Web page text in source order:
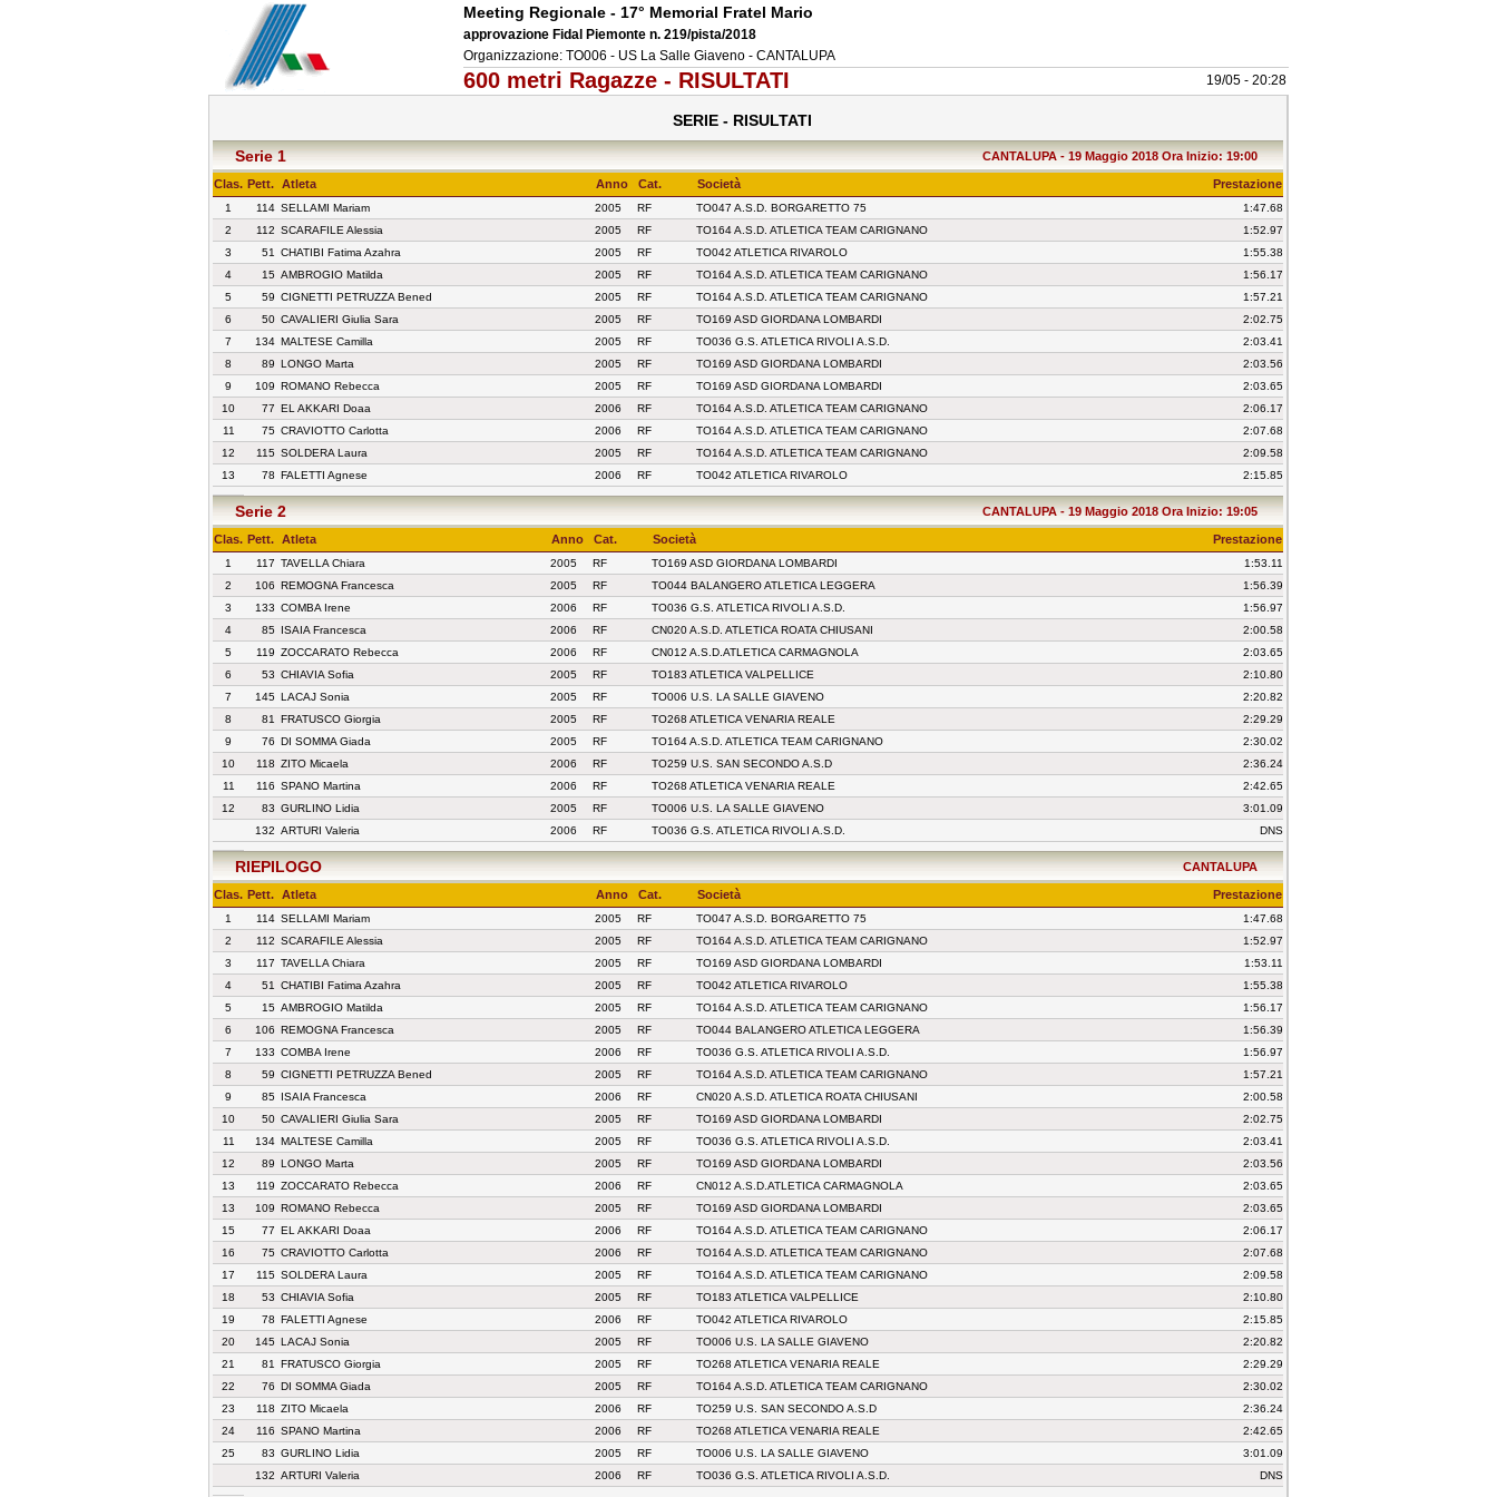
Meeting Regionale - 17° Memorial Fratel Mario
approvazione Fidal Piemonte n. 219/pista/2018
Organizzazione: TO006 - US La Salle Giaveno - CANTALUPA
600 metri Ragazze - RISULTATI 19/05 - 20:28
SERIE - RISULTATI
Serie 1
CANTALUPA - 19 Maggio 2018 Ora Inizio: 19:00
Clas. Pett. Atleta Anno Cat. Società Prestazione
1 114 SELLAMI Mariam 2005 RF TO047 A.S.D. BORGARETTO 75
1:47.68
2
112 SCARAFILE Alessia 2005 RF TO164 A.S.D. ATLETICA TEAM CARIGNANO
1:52.97
3
51 CHATIBI Fatima Azahra 2005 RF TO042 ATLETICA RIVAROLO
1:55.38
4
15 AMBROGIO Matilda 2005 RF TO164 A.S.D. ATLETICA TEAM CARIGNANO
1:56.17
5
59 CIGNETTI PETRUZZA Bened 2005 RF TO164 A.S.D. ATLETICA TEAM CARIGNANO
1:57.21
6
50 CAVALIERI Giulia Sara 2005 RF TO169 ASD GIORDANA LOMBARDI
2:02.75
7
134 MALTESE Camilla 2005 RF TO036 G.S. ATLETICA RIVOLI A.S.D.
2:03.41
8
89 LONGO Marta 2005 RF TO169 ASD GIORDANA LOMBARDI
2:03.56
9
109 ROMANO Rebecca 2005 RF TO169 ASD GIORDANA LOMBARDI
2:03.65
10
77 EL AKKARI Doaa 2006 RF TO164 A.S.D. ATLETICA TEAM CARIGNANO
2:06.17
11
75 CRAVIOTTO Carlotta 2006 RF TO164 A.S.D. ATLETICA TEAM CARIGNANO
2:07.68
12
115 SOLDERA Laura 2005 RF TO164 A.S.D. ATLETICA TEAM CARIGNANO
2:09.58
13
78 FALETTI Agnese 2006 RF TO042 ATLETICA RIVAROLO 2:15.85
Serie 2 CANTALUPA - 19 Maggio 2018 Ora Inizio: 19:05
Clas. Pett. Atleta Anno Cat. Società Prestazione
1 117 TAVELLA Chiara 2005 RF TO169 ASD GIORDANA LOMBARDI
1:53.11
2
106 REMOGNA Francesca 2005 RF TO044 BALANGERO ATLETICA LEGGERA
1:56.39
3
133 COMBA Irene 2006 RF TO036 G.S. ATLETICA RIVOLI A.S.D.
1:56.97
4
85 ISAIA Francesca 2006 RF CN020 A.S.D. ATLETICA ROATA CHIUSANI
2:00.58
5
119 ZOCCARATO Rebecca 2006 RF CN012 A.S.D.ATLETICA CARMAGNOLA
2:03.65
6
53 CHIAVIA Sofia 2005 RF TO183 ATLETICA VALPELLICE
2:10.80
7
145 LACAJ Sonia 2005 RF TO006 U.S. LA SALLE GIAVENO
2:20.82
8
81 FRATUSCO Giorgia 2005 RF TO268 ATLETICA VENARIA REALE
2:29.29
9
76 DI SOMMA Giada 2005 RF TO164 A.S.D. ATLETICA TEAM CARIGNANO
2:30.02
10
118 ZITO Micaela 2006 RF TO259 U.S. SAN SECONDO A.S.D
2:36.24
11
116 SPANO Martina 2006 RF TO268 ATLETICA VENARIA REALE
2:42.65
12
83 GURLINO Lidia 2005 RF TO006 U.S. LA SALLE GIAVENO
3:01.09
132 ARTURI Valeria 2006 RF TO036 G.S. ATLETICA RIVOLI A.S.D. DNS
RIEPILOGO CANTALUPA
Clas. Pett. Atleta Anno Cat. Società Prestazione
1 114 SELLAMI Mariam 2005 RF TO047 A.S.D. BORGARETTO 75
1:47.68
2
112 SCARAFILE Alessia 2005 RF TO164 A.S.D. ATLETICA TEAM CARIGNANO
1:52.97
3
117 TAVELLA Chiara 2005 RF TO169 ASD GIORDANA LOMBARDI
1:53.11
4
51 CHATIBI Fatima Azahra 2005 RF TO042 ATLETICA RIVAROLO
1:55.38
5
15 AMBROGIO Matilda 2005 RF TO164 A.S.D. ATLETICA TEAM CARIGNANO
1:56.17
6
106 REMOGNA Francesca 2005 RF TO044 BALANGERO ATLETICA LEGGERA
1:56.39
7
133 COMBA Irene 2006 RF TO036 G.S. ATLETICA RIVOLI A.S.D.
1:56.97
8
59 CIGNETTI PETRUZZA Bened 2005 RF TO164 A.S.D. ATLETICA TEAM CARIGNANO
1:57.21
9
85 ISAIA Francesca 2006 RF CN020 A.S.D. ATLETICA ROATA CHIUSANI
2:00.58
10
50 CAVALIERI Giulia Sara 2005 RF TO169 ASD GIORDANA LOMBARDI
2:02.75
11
134 MALTESE Camilla 2005 RF TO036 G.S. ATLETICA RIVOLI A.S.D.
2:03.41
12
89 LONGO Marta 2005 RF TO169 ASD GIORDANA LOMBARDI
2:03.56
13
119 ZOCCARATO Rebecca 2006 RF CN012 A.S.D.ATLETICA CARMAGNOLA
2:03.65
13
109 ROMANO Rebecca 2005 RF TO169 ASD GIORDANA LOMBARDI
2:03.65
15
77 EL AKKARI Doaa 2006 RF TO164 A.S.D. ATLETICA TEAM CARIGNANO
2:06.17
16
75 CRAVIOTTO Carlotta 2006 RF TO164 A.S.D. ATLETICA TEAM CARIGNANO
2:07.68
17
115 SOLDERA Laura 2005 RF TO164 A.S.D. ATLETICA TEAM CARIGNANO
2:09.58
18
53 CHIAVIA Sofia 2005 RF TO183 ATLETICA VALPELLICE
2:10.80
19
78 FALETTI Agnese 2006 RF TO042 ATLETICA RIVAROLO
2:15.85
20
145 LACAJ Sonia 2005 RF TO006 U.S. LA SALLE GIAVENO
2:20.82
21
81 FRATUSCO Giorgia 2005 RF TO268 ATLETICA VENARIA REALE
2:29.29
22
76 DI SOMMA Giada 2005 RF TO164 A.S.D. ATLETICA TEAM CARIGNANO
2:30.02
23
118 ZITO Micaela 2006 RF TO259 U.S. SAN SECONDO A.S.D
2:36.24
24
116 SPANO Martina 2006 RF TO268 ATLETICA VENARIA REALE
2:42.65
25
83 GURLINO Lidia 2005 RF TO006 U.S. LA SALLE GIAVENO
3:01.09
132 ARTURI Valeria 2006 RF TO036 G.S. ATLETICA RIVOLI A.S.D. DNS